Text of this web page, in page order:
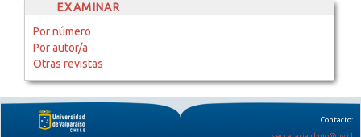
EXAMINAR
Por número
Por autor/a
Otras revistas
Contacto: